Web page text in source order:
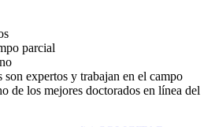
parcial
son expertos y trabajan en el campo
de los mejores doctorados en línea del